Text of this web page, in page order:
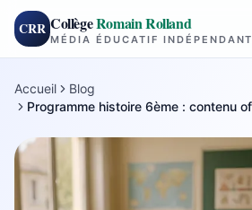
CRR CollègeRomain Rolland
MÉDIA ÉDUCATIF INDÉPENDANT
Accueil
Blog
Programme histoire 6ème : contenu